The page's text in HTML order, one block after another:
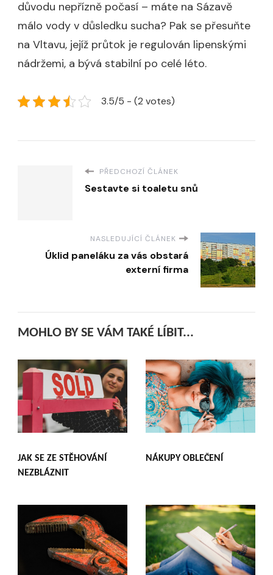
důvodu nepřízně počasí – máte na Sázavě
málo vody v důsledku sucha? Pak se přesuňte
na Vltavu, jejíž průtok je regulován lipenskými
nádržemi, a bývá stabilní po celé léto.
3.5/5 - (2 votes)
PŘEDCHOZÍ ČLÁNEK
Sestavte si toaletu snů
NASLEDUJÍCÍ ČLÁNEK
Úklid paneláku za vás obstará
externí firma
MOHLO BY SE VÁM TAKÉ LÍBIT...
JAK SE ZE STĚHOVÁNÍ
NEZBLÁZNIT
NÁKUPY OBLEČENÍ